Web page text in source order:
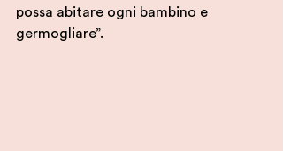
possa abitare ogni bambino e
germogliare”.